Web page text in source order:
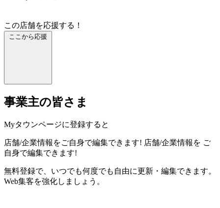
この店舗を応援する！
ここから応援
事業主の皆さま
Myタウンページに登録すると
店舗/企業情報をご自身で編集できます! 店舗/企業情報を ご
自身で編集できます!
無料登録で、いつでも何度でも自由に更新・編集できます。
Web集客を強化しましょう。